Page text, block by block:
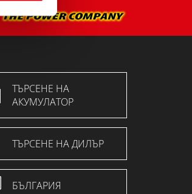
ТЪРСЕНЕ НА
АКУМУЛАТОР
ТЪРСЕНЕ НА ДИЛЪР
БЪЛГАРИЯ